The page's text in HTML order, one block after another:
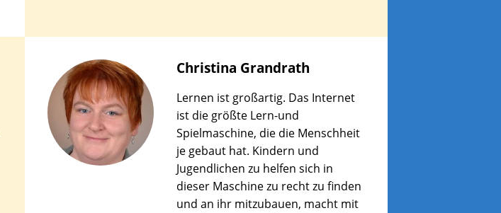
Christina Grandrath
Lernen ist großartig. Das Internet
ist die größte Lern-und
Spielmaschine, die die Menschheit
je gebaut hat. Kindern und
Jugendlichen zu helfen sich in
dieser Maschine zu recht zu finden
und an ihr mitzubauen, macht mit